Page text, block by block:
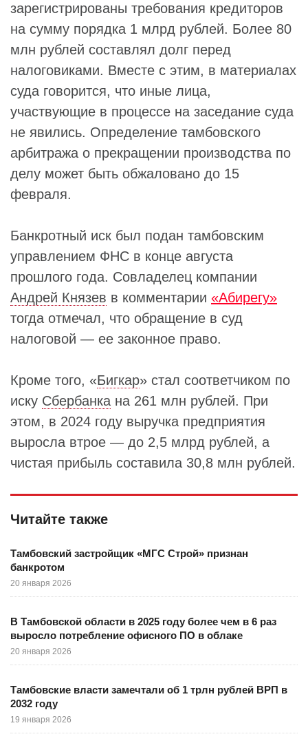
зарегистрированы требования кредиторов
на сумму порядка 1 млрд рублей. Более 80
млн рублей составлял долг перед
налоговиками. Вместе с этим, в материалах
суда говорится, что иные лица,
участвующие в процессе на заседание суда
не явились. Определение тамбовского
арбитража о прекращении производства по
делу может быть обжаловано до 15
февраля.
Банкротный иск был подан тамбовским
управлением ФНС в конце августа
прошлого года. Совладелец компании
Андрей Князев в комментарии «Абирегу»
тогда отмечал, что обращение в суд
налоговой — ее законное право.
Кроме того, «Бигкар» стал соответчиком по
иску Сбербанка на 261 млн рублей. При
этом, в 2024 году выручка предприятия
выросла втрое — до 2,5 млрд рублей, а
чистая прибыль составила 30,8 млн рублей.
Читайте также
Тамбовский застройщик «МГС Строй» признан
банкротом
20 января 2026
В Тамбовской области в 2025 году более чем в 6 раз
выросло потребление офисного ПО в облаке
20 января 2026
Тамбовские власти замечтали об 1 трлн рублей ВРП в
2032 году
19 января 2026